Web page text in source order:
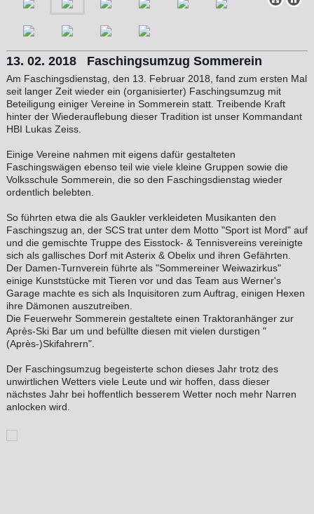
13. 02. 2018 Faschingsumzug Sommerein
Am Faschingsdienstag, den 13. Februar 2018, fand zum ersten Mal
seit langer Zeit wieder ein (organisierter) Faschingsumzug mit
Beteiligung einiger Vereine in Sommerein statt. Treibende Kraft
hinter der Wiederauflebung dieser Tradition ist unser Kommandant
HBI Lukas Zeiss.
Einige Vereine nahmen mit eigens dafür gestalteten
Faschingswägen ebenso teil wie viele kleine Gruppen sowie die
Volksschule Sommerein, die so den Faschingsdienstag wieder
ordentlich belebten.
So führten etwa die als Gaukler verkleideten Musikanten den
Faschingszug an, der SCS trat unter dem Motto "Sport ist Mord" auf
und die gemischte Truppe des Eisstock- & Tennisvereins vereinigte
sich als gallisches Dorf mit Asterix & Obelix und ihren Gefährten.
Der Damen-Turnverein führte als "Sommereiner Weiwazirkus"
einige Kunststücke mit Tieren vor und das Team aus Werner's
Garage machte es sich als Inquisitoren zum Auftrag, einigen Hexen
ihre Dämonen auszutreiben.
Die Feuerwehr Sommerein gestaltete einen Traktoranhänger zur
Après-Ski Bar um und befüllte diesen mit vielen durstigen "
(Après-)Skifahrern".
Der Faschingsumzug begeisterte schon dieses Jahr trotz des
unwirtlichen Wetters viele Leute und wir hoffen, dass dieser
nächstes Jahr bei hoffentlich besserem Wetter noch mehr Narren
anlocken wird.